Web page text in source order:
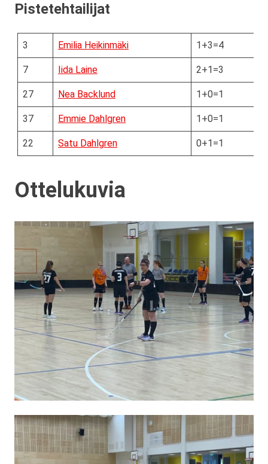
Pistetehtailijat
3 Emilia Heikinmäki 1+3=4
7 Iida Laine 2+1=3
27 Nea Backlund 1+0=1
37 Emmie Dahlgren 1+0=1
22 Satu Dahlgren 0+1=1
Ottelukuvia